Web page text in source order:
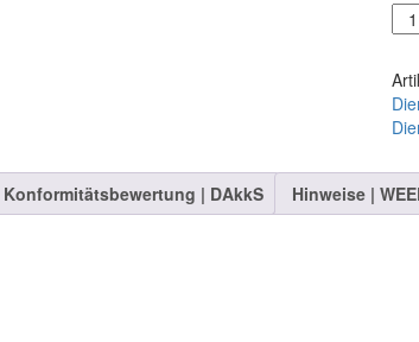
434
| DAkkS Hinweise |